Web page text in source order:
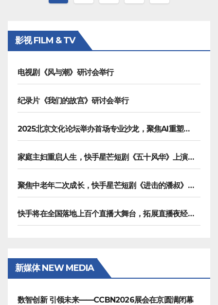
分
页
影视 FILM & TV
电视剧《风与潮》研讨会举行
纪录片《我们的故宫》研讨会举行
2025北京文化论坛举办首场专业沙龙，聚焦AI重塑内容生产
家庭主妇重启人生，快手星芒短剧《五十风华》上演中年大女主逆袭
聚焦中老年二次成长，快手星芒短剧《进击的潘叔》诠释银发力量
快手将在全国落地上百个直播大舞台，拓展直播夜经济生态
新媒体 NEW MEDIA
数智创新 引领未来——CCBN2026展会在京圆满闭幕